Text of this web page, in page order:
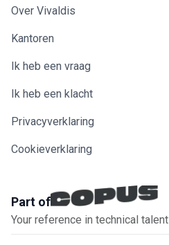
Over Vivaldis
Kantoren
Ik heb een vraag
Ik heb een klacht
Privacyverklaring
Cookieverklaring
Part of
Your reference in technical talent